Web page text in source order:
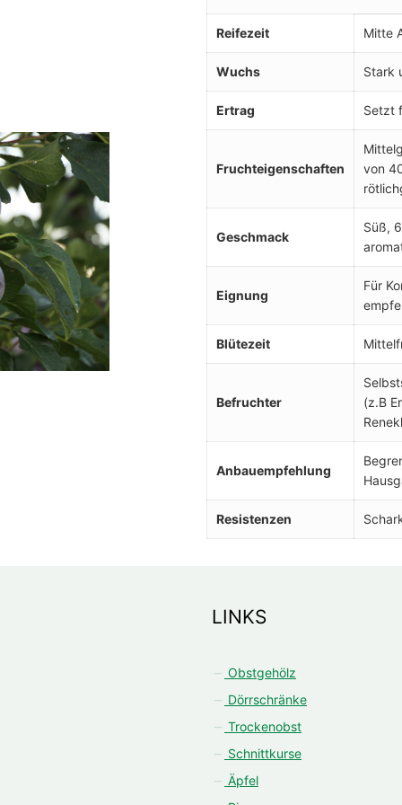
Reifezeit Mitte
Wuchs Stark
Ertrag Setzt
Fruchteigenschaften
von
Geschmack
Süß,
Eignung
Für
Blütezeit
Befruchter
(z.B
Anbauempfehlung
Resistenzen
LINKS
Obstgehölz
Dörrschränke
Trockenobst
Schnittkurse
Äpfel